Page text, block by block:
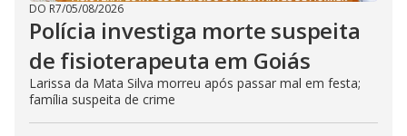
DO R7/05/08/2026
Polícia investiga morte suspeita
de fisioterapeuta em Goiás
Larissa da Mata Silva morreu após passar mal em festa;
família suspeita de crime